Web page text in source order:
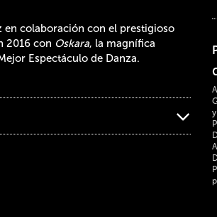
en colaboración con el prestigioso
2016 con Oskara, la magnífica
Espectáculo de Danza.